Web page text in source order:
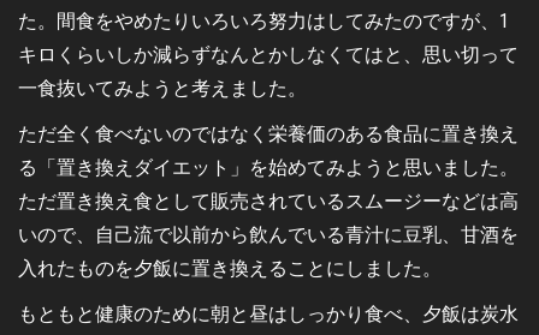
た。間食をやめたりいろいろ努力はしてみたのですが、1
キロくらいしか減らずなんとかしなくてはと、思い切って
一食抜いてみようと考えました。
ただ全く食べないのではなく栄養価のある食品に置き換え
る「置き換えダイエット」を始めてみようと思いました。
ただ置き換え食として販売されているスムージーなどは高
いので、自己流で以前から飲んでいる青汁に豆乳、甘酒を
入れたものを夕飯に置き換えることにしました。
もともと健康のために朝と昼はしっかり食べ、夕飯は炭水